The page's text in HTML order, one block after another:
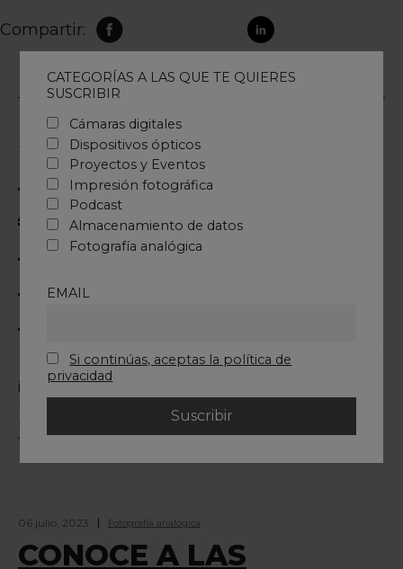
Compartir:
29 junio, 2023 Fotografía analógica
LA FOTOGRAFÍA
ANALÓGICA ESTÁ DE
MODA, CON EDUARDO
LÓPEZ Y JOSÉ
Eduardo López, director de la división de Imaging y
RM y José Marquez, product manager, fueron
invitados a participar en el podcast de Carrete
Digital, web especializada en cursos de fotografía,
para hablar del tema del momento en el sector
fotográfico: la fotografía analógica.
06 julio, 2023 Fotografía analógica
CONOCE A LAS
EMAIL
CATEGORÍAS A LAS QUE TE QUIERES
SUSCRIBIR
Cámaras digitales
Dispositivos ópticos
Proyectos y Eventos
Impresión fotográfica
Podcast
Almacenamiento de datos
Fotografía analógica
Si continúas, aceptas la política de
privacidad